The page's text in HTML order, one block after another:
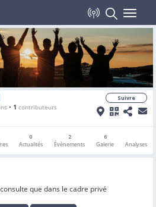
Toggle
• 1 contributeurs
Suivre
0
Actualités
2
Évènements
6
Galerie
Analyses
que dans le cadre privé